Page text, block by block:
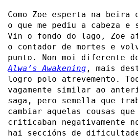
Como Zoe esperta na
o que me pediu a cabeza
Vin o fondo do lago, Zoe
o contador de mortes e
punto. Non moi diferente
Alwa’s Awakening , mais
logro polo atrevemento.
vagamente similar ao
saga, pero semella que
cambiar aquelas cousas
criticaban negativamente
hai seccións de